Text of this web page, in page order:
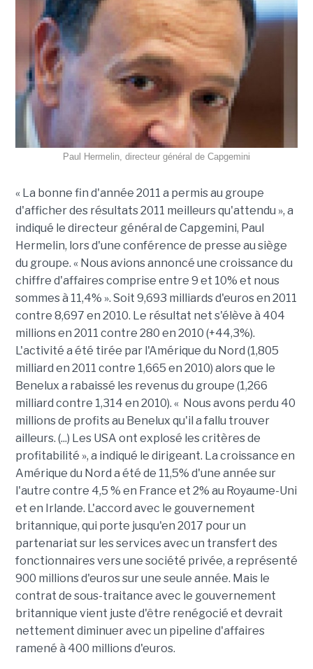
Paul Hermelin, directeur général de Capgemini
« La bonne fin d'année 2011 a permis au groupe
d'afficher des résultats 2011 meilleurs qu'attendu », a
indiqué le directeur général de Capgemini, Paul
Hermelin, lors d'une conférence de presse au siège
du groupe. « Nous avions annoncé une croissance du
chiffre d'affaires comprise entre 9 et 10% et nous
sommes à 11,4% ». Soit 9,693 milliards d'euros en 2011
contre 8,697 en 2010. Le résultat net s'élève à 404
millions en 2011 contre 280 en 2010 (+44,3%).
L'activité a été tirée par l'Amérique du Nord (1,805
milliard en 2011 contre 1,665 en 2010) alors que le
Benelux a rabaissé les revenus du groupe (1,266
milliard contre 1,314 en 2010). « Nous avons perdu 40
millions de profits au Benelux qu'il a fallu trouver
ailleurs. (...) Les USA ont explosé les critères de
profitabilité », a indiqué le dirigeant. La croissance en
Amérique du Nord a été de 11,5% d'une année sur
l'autre contre 4,5 % en France et 2% au Royaume-Uni
et en Irlande. L'accord avec le gouvernement
britannique, qui porte jusqu'en 2017 pour un
partenariat sur les services avec un transfert des
fonctionnaires vers une société privée, a représenté
900 millions d'euros sur une seule année. Mais le
contrat de sous-traitance avec le gouvernement
britannique vient juste d'être renégocié et devrait
nettement diminuer avec un pipeline d'affaires
ramené à 400 millions d'euros.